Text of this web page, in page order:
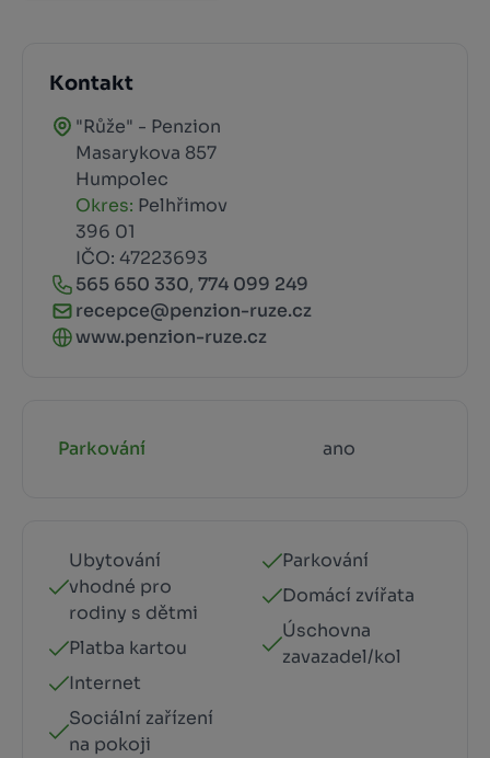
Kontakt
"Růže" - Penzion
Masarykova 857
Humpolec
Okres: Pelhřimov
396 01
IČO: 47223693
565 650 330, 774 099 249
recepce@penzion-ruze.cz
www.penzion-ruze.cz
Parkování ano
Ubytování
vhodné pro
rodiny s dětmi
Platba kartou
Internet
Sociální zařízení
na pokoji
Parkování
Domácí zvířata
Úschovna
zavazadel/kol